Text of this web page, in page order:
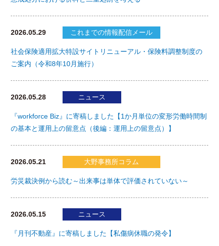
2026.05.29 これまでの情報配信メール
社会保険適用拡大特設サイトリニューアル・保険料調整制度の
ご案内（令和8年10月施行）
2026.05.28 ニュース
『workforce Biz』に寄稿しました【1か月単位の変形労働時間制
の基本と運用上の留意点（後編：運用上の留意点）】
2026.05.21 大野事務所コラム
労災裁決例から読む～出来事は単体で評価されていない～
2026.05.15 ニュース
『月刊不動産』に寄稿しました【私傷病休職の発令】